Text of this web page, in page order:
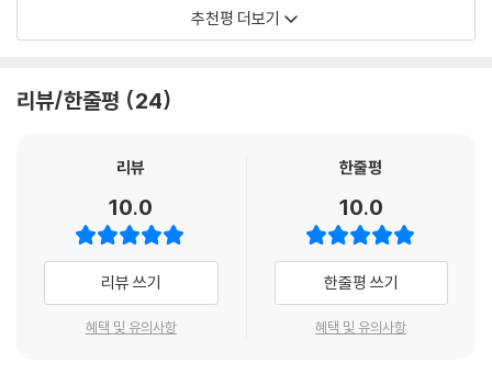
마찬가지로 인터넷에 올라온 사진에는 채 담기지 않은 아이들의 진실이 있
다. 수호는 사람들의 눈에 약자를 돌볼 줄 아는 수호천사 같은 존재로 비치
지만, 사실은 온의 물건을 훔친 도둑이자, 자신의 안위를 위해 온을 향한 태
주의 악의를 못 본 체하는 방관자다. 온은 학교 폭력의 아픔을 간직한 피해
자이면서, 익명성 뒤에 숨어 악플로 타인을 고통스럽게 만든 가해자다. 태
주는 학교에서는 온을 괴롭히는 악역인 동시에, 집에서는 아빠의 약육강식
가치관을 강요받고 엄마의 부재에 상처 입은 안타까운 아이일 뿐이다. 최
작가는 그러한 타인의 사정을 ‘아는 것’에서 그치지 않고, ‘이해’의 영역에
다가선다. 하지만 타인을 이해하는 건 어렵다. 어려운 그 일을 해내려면 마
바로 이 ‘용기’를 어린 독자들 마음에 불러일으킨다.
동화는 문학의 본질에 가장 가깝다. 진실을 숨긴 지옥, 과거의 잘못을 안고
정을 찾아내는 과정. 그 과정의 끝에서 우리는 찬란하게 빛나는 ‘최고의 인
생 샷’을 만나게 될 것이다.
- 박영란 (소설가)
누구에게나 도망치고 싶은 순간이 있다. 눈 감아 버리고 싶은 순간, 현실이
추천평 더보기
리뷰/한줄평 24
리뷰
10.0
리뷰 쓰기
혜택 및 유의사항
한줄평
10.0
한줄평 쓰기
혜택 및 유의사항